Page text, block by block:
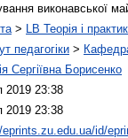
виконавської
> LB Теорія і
педагогіки >
Сергіївна Борисенко
2019 23:38
2019 23:38
id/